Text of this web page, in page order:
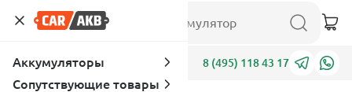
Адреса 8 (495) 118 43 17
Аккумуляторы
Сопутствующие товары